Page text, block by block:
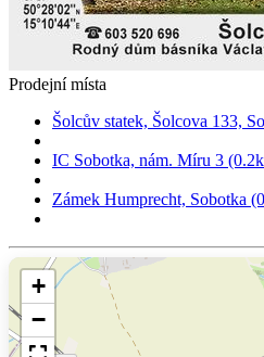
Prodejní místa
Šolcův statek, Šolcova 133,
IC Sobotka, nám. Míru 3
Zámek Humprecht, Sobotka
+
−